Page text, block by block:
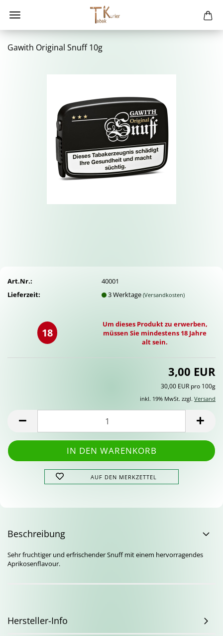
Ga­with Ori­gi­nal Snuff 10g
Art.Nr.:
40001
Lieferzeit:
3 Werktage(Versandkosten)
18
Um dieses Produkt zu erwerben,
müssen Sie mindestens 18 Jahre
alt sein.
3,00 EUR
30,00 EUR pro 100g
inkl. 19% MwSt. zzgl. Versand
AUF DEN MERKZETTEL
Beschreibung
Sehr fruchtiger und erfrischender Snuff mit einem hervorragendes
Aprikosenflavour.
Hersteller-Info